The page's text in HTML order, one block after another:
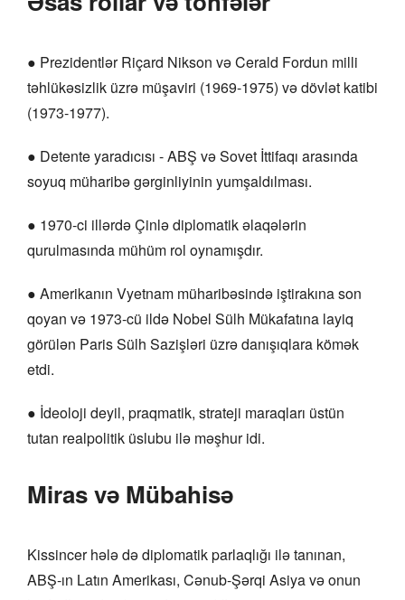
● Prezidentlər Riçard Nikson və Cerald Fordun milli
təhlükəsizlik üzrə müşaviri (1969-1975) və dövlət katibi
(1973-1977).
● Detente yaradıcısı - ABŞ və Sovet İttifaqı arasında
soyuq müharibə gərginliyinin yumşaldılması.
● 1970-ci illərdə Çinlə diplomatik əlaqələrin
qurulmasında mühüm rol oynamışdır.
● Amerikanın Vyetnam müharibəsində iştirakına son
qoyan və 1973-cü ildə Nobel Sülh Mükafatına layiq
görülən Paris Sülh Sazişləri üzrə danışıqlara kömək
etdi.
● İdeoloji deyil, praqmatik, strateji maraqları üstün
tutan realpolitik üslubu ilə məşhur idi.
Miras və Mübahisə
Kissincer hələ də diplomatik parlaqlığı ilə tanınan,
ABŞ-ın Latın Amerikası, Cənub-Şərqi Asiya və onun